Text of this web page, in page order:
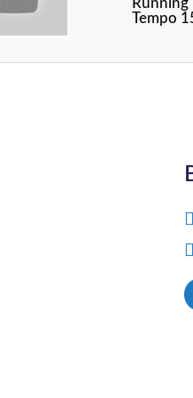
Running
Tempo